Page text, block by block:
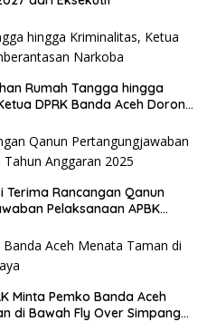
Rumah Tangga hingga
DPRK Banda Aceh Dorong
Terima Rancangan Qanun
Pelaksanaan APBK
Minta Pemko Banda Aceh
di Bawah Fly Over Simpang